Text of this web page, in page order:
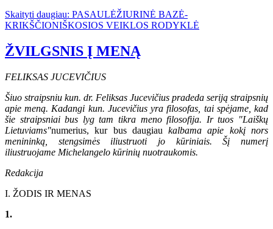
Skaityti daugiau: PASAULĖŽIURINĖ BAZĖ-
KRIKŠČIONIŠKOSIOS VEIKLOS RODYKLĖ
ŽVILGSNIS Į MENĄ
FELIKSAS JUCEVIČIUS
Šiuo straipsniu kun. dr. Feliksas Jucevičius pradeda seriją straipsnių
apie meną. Kadangi kun. Jucevičius yra filosofas, tai spėjame, kad
šie straipsniai bus lyg tam tikra meno filosofija. Ir tuos "Laiškų
Lietuviams"numerius, kur bus daugiaukalbama apie kokį nors
menininką, stengsimės iliustruoti jo kūriniais. Šį numerį
iliustruojame Michelangelo kūrinių nuotraukomis.
Redakcija
I. ŽODIS IR MENAS
1.